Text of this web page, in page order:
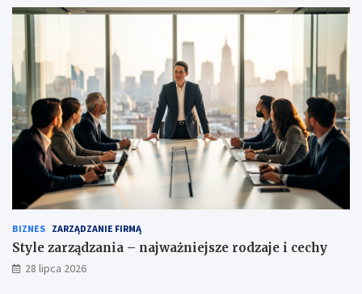
BIZNES ZARZĄDZANIE FIRMĄ
Style zarządzania – najważniejsze rodzaje i cechy
28 lipca 2026